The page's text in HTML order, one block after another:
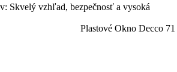
Skvelý vzhľad, bezpečnosť a vysoká